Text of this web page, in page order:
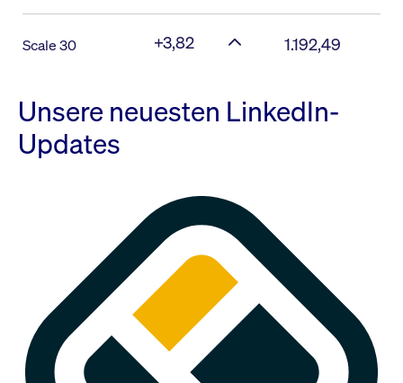
Scale 30 +3,82 1.192,49
Unsere neuesten LinkedIn-
Updates